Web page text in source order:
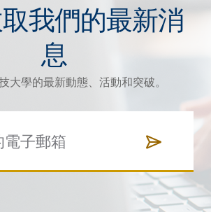
我們的最新消
息
大學的最新動態、活動和突破。